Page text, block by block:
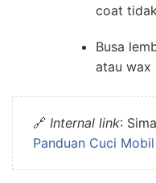
coat
Busa
atau wax
🔗 Internal link:
Panduan Cuci